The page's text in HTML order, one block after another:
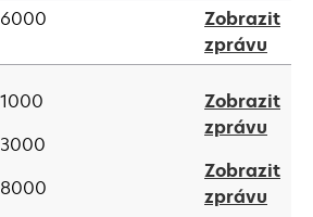
a
tab
6000
Zobrazit
zprávu
in
a
1000
3000
8000
Zobrazit
zprávu
a
new
Zobrazit
zprávu